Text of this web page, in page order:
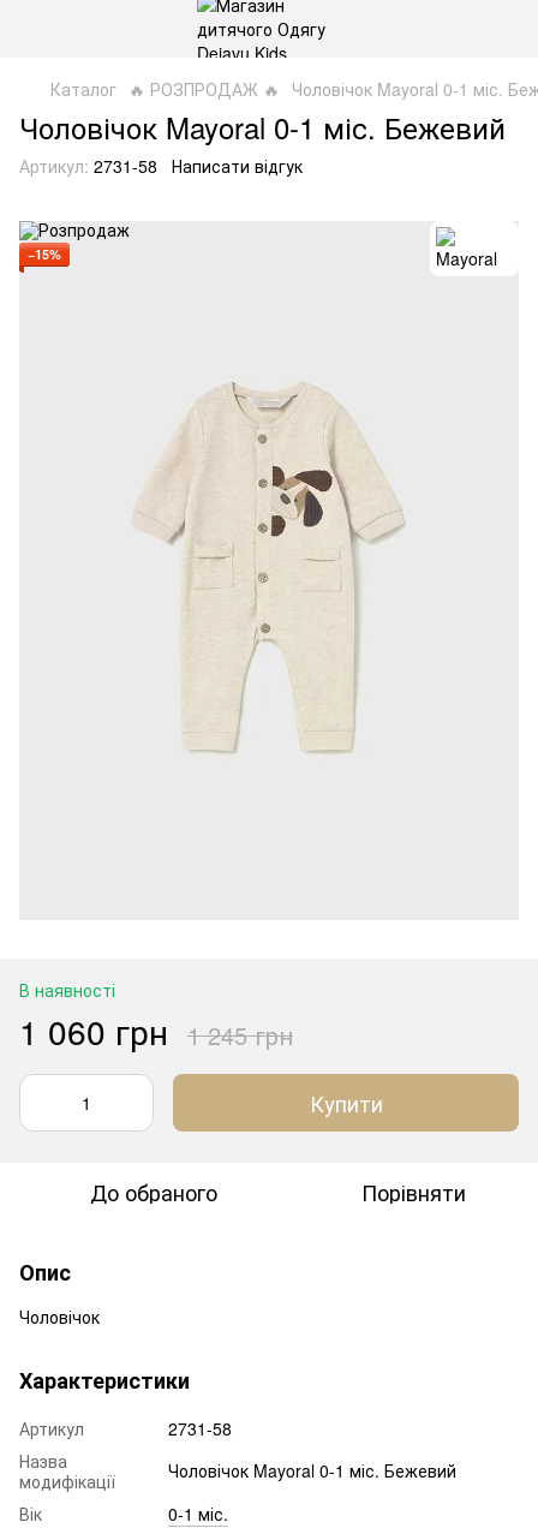
Каталог 🔥 РОЗПРОДАЖ 🔥 Чоловічок Mayoral 0-1 міс.
Чоловічок Mayoral 0-1 міс. Бежевий
Артикул: 2731-58 Написати відгук
−15%
В наявності
1 060 грн 1 245 грн
Купити
До обраного Порівняти
Опис
Чоловічок
Характеристики
Артикул
2731-58
Назва
модифікації
Чоловічок Mayoral 0-1 міс. Бежевий
Вік
0-1 міс.